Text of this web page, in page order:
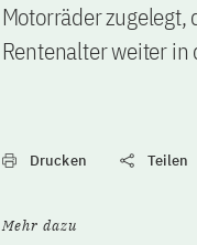
Motorräder
Rentenalter weiter in
Drucken Teilen
Mehr dazu